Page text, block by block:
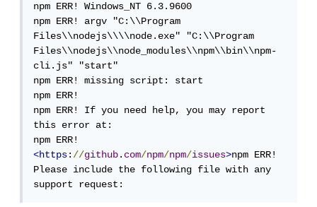
npm ERR! Windows_NT 6.3.9600
npm ERR! argv "C:\\Program
Files\\nodejs\\\\node.exe" "C:\\Program
Files\\nodejs\\node_modules\\npm\\bin\\npm-
cli.js" "start"
npm ERR! missing script: start
npm ERR!
npm ERR! If you need help, you may report
this error at:
<https://github.com/npm/npm/issues>npm ERR!
Please include the following file with any
support request: